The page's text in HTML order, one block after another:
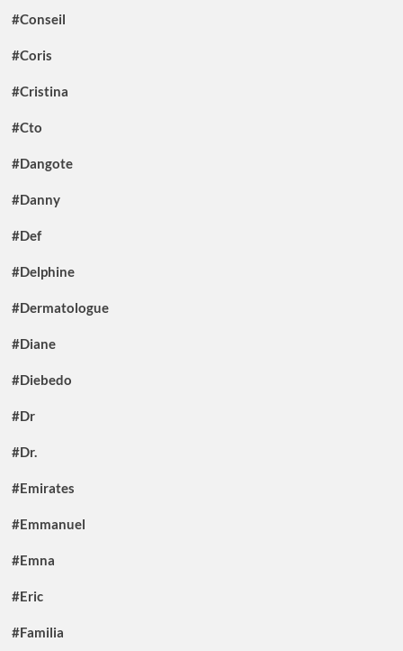
#Conseil
#Coris
#Cristina
#Cto
#Dangote
#Danny
#Def
#Delphine
#Dermatologue
#Diane
#Diebedo
#Dr
#Dr.
#Emirates
#Emmanuel
#Emna
#Eric
#Familia